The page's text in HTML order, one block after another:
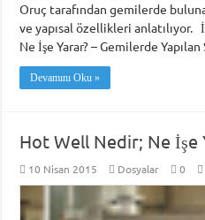
Oruç tarafından gemilerde
ve yapısal özellikleri
Ne İşe Yarar? – Gemilerde
Devamını Oku »
Hot Well Nedir; Ne İşe
10 Nisan 2015 Dosyalar 0